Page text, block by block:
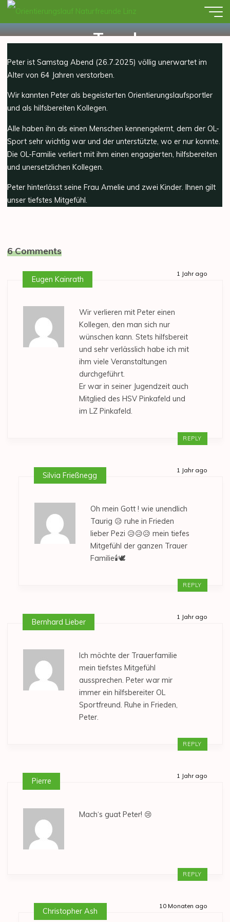
Skip
Linz
Wir trauern um Peter
Treml
28.07.2025
Peter ist Samstag Abend (26.7.2025) völlig unerwartet im
Alter von 64 Jahren verstorben.
Wir kannten Peter als begeisterten Orientierungslaufsportler
und als hilfsbereiten Kollegen.
Alle haben ihn als einen Menschen kennengelernt, dem der OL-
Sport sehr wichtig war und der unterstützte, wo er nur konnte.
Die OL-Familie verliert mit ihm einen engagierten, hilfsbereiten
und unersetzlichen Kollegen.
Peter hinterlässt seine Frau Amelie und zwei Kinder. Ihnen gilt
unser tiefstes Mitgefühl.
6 Comments
1 Jahr ago
Eugen Kainrath
Wir verlieren mit Peter einen
Kollegen, den man sich nur
wünschen kann. Stets hilfsbereit
und sehr verlässlich habe ich mit
ihm viele Veranstaltungen
durchgeführt.
Er war in seiner Jugendzeit auch
Mitglied des HSV Pinkafeld und
im LZ Pinkafeld.
REPLY
1 Jahr ago
Silvia Frießnegg
Oh mein Gott ! wie unendlich
Taurig 😥 ruhe in Frieden
lieber Pezi 😥😥😥 mein tiefes
Mitgefühl der ganzen Trauer
Familie🕯🕊
REPLY
1 Jahr ago
Bernhard Lieber
Ich möchte der Trauerfamilie
mein tiefstes Mitgefühl
aussprechen. Peter war mir
immer ein hilfsbereiter OL
Sportfreund. Ruhe in Frieden,
Peter.
REPLY
1 Jahr ago
Pierre
Mach‘s guat Peter! 😢
REPLY
10 Monaten ago
Christopher Ash